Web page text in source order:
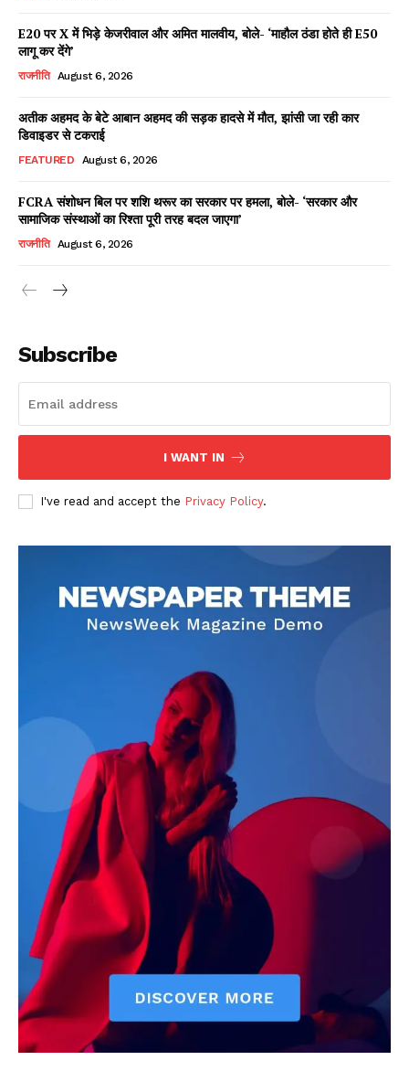
Facebook
X WhatsApp
Share
Read Latest News on AIN
AIN NEWS 1
Contact Us
Privacy Policy
Terms of Use Agreement
Facebook
X WhatsApp
Share
E20 पर X में भिड़े केजरीवाल और अमित मालवीय, बोले- ‘माहौल ठंडा होते ही E50
लागू कर देंगे’
राजनीति August 6, 2026
अतीक अहमद के बेटे आबान अहमद की सड़क हादसे में मौत, झांसी जा रही कार
डिवाइडर से टकराई
FEATURED August 6, 2026
FCRA संशोधन बिल पर शशि थरूर का सरकार पर हमला, बोले- ‘सरकार और
सामाजिक संस्थाओं का रिश्ता पूरी तरह बदल जाएगा’
राजनीति August 6, 2026
Subscribe
I WANT IN
I've read and accept the Privacy Policy.